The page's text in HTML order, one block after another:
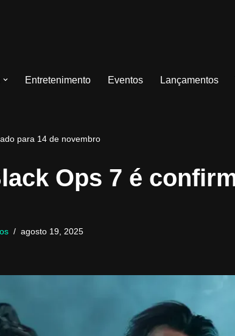
Entretenimento Eventos Lançamentos
para 14 de novembro
Ops 7 é
agosto 19, 2025